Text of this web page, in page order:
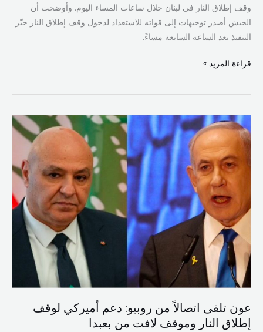
وقف إطلاق النار في لبنان خلال ساعات المساء اليوم. وأوضحت أن
الجيش أصدر توجيهات إلى قواته للاستعداد لدخول وقف إطلاق النار حيّز
التنفيذ بعد الساعة السابعة مساءً.
قراءة المزيد »
عون تلقى اتصالاً من روبيو: دعم أميركي لوقف
إطلاق النار وموقف لافت من بعبدا
عون
تلقى
اتصالاً
من
أميركي
لوقف
إطلاق
النار
وموقف
لافت
بعبدا